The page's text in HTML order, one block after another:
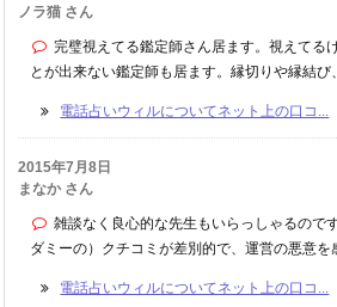
ノラ猫 さん
完璧視えてる鑑定師さん居ます。視えてる
とが出来ない鑑定師も居ます。縁切りや縁結び
電話占いウィルについてネット上の口コ...
2015年7月8日
まなか さん
雑談なく良心的な先生もいらっしゃるので
ダミーの）クチコミが差別的で、運営の悪意を
電話占いウィルについてネット上の口コ...